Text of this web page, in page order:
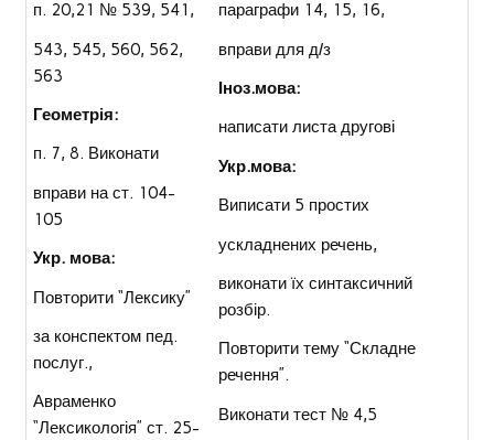
п. 20,21 № 539, 541,
543, 545, 560, 562,
563
Геометрія:
п. 7, 8. Виконати
вправи на ст. 104-
105
Укр. мова:
Повторити “Лексику”
за конспектом пед.
послуг.,
Авраменко
“Лексикологія” ст. 25-
параграфи 14, 15, 16,
вправи для д/з
Іноз.мова:
написати листа другові
Укр.мова:
Виписати 5 простих
ускладнених речень,
виконати їх синтаксичний
розбір.
Повторити тему “Складне
речення”.
Виконати тест № 4,5